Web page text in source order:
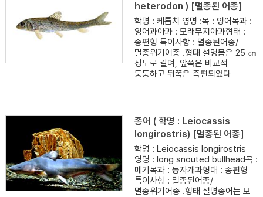
heterodon ) [멸종된 어종]
학명 : 케톱치 영명 :목 : 잉어목과 :
잉어과아과 : 모래무지아과형태 :
종편형 특이사항 : 멸종된어종/
멸종위기어종 .형태 설명몸은 25 ㎝
정도로 길며, 앞쪽은 비교적
퉁퉁하고 뒤쪽은 측편되었다
종어 ( 학명 : Leiocassis
longirostris) [멸종된 어종]
학명 : Leiocassis longirostris
영명 : long snouted bullhead목 :
메기목과 : 동자개과형태 : 종편형
특이사항 : 멸종된어종/
멸종위기어종 .형태 설명종어는 보